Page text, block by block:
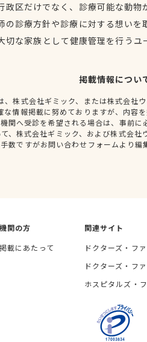
政区だけでなく、診療可能な動
の診療方針や診療に対する想いを
切な家族として健康管理を行う
掲載情報につい
、株式会社ギミック、または株式会社
な情報掲載に努めておりますが、内容
関へ受診を希望される場合は、事前
、株式会社ギミック、および株式会
数ですがお問い合わせフォームより
関の方
載にあたって
関連サイト
ドクターズ・フ
ドクターズ・フ
ホスピタルズ・